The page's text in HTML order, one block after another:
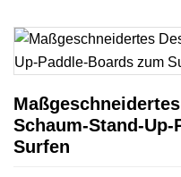
Schaum-Stand-
Surfen